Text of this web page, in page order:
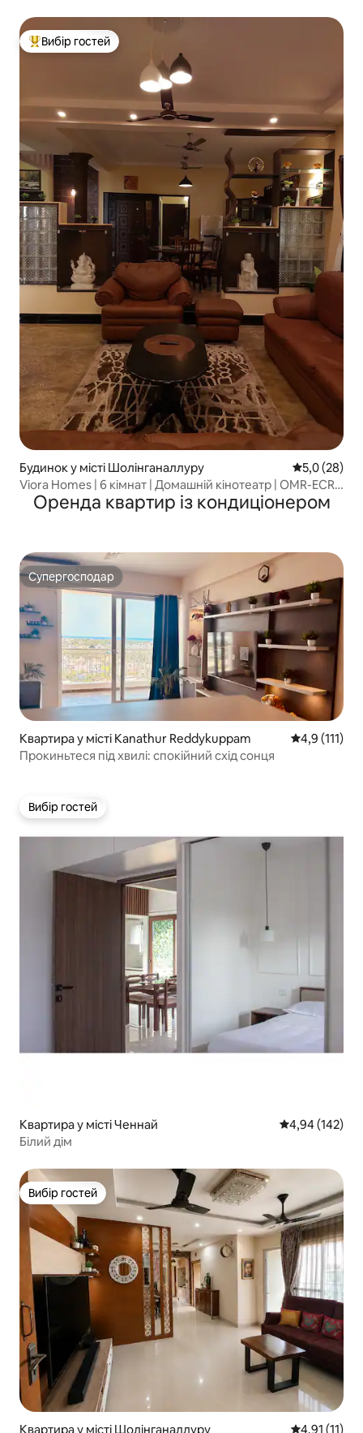
Топ вибір гостей
Вибір гостей
Будинок у місті Шолінганаллуру Середня
5,0 (28)
Viora Homes | 6 кімнат | Домашній кінотеатр | OMR-ECR
Link Rd
Оренда квартир із кондиціонером
Супергосподар
Супергосподар
Квартира у місті Kanathur Reddykuppam Середня
4,9 (111)
Прокиньтеся під хвилі: спокійний схід сонця
Вибір гостей
Вибір гостей
Квартира у місті Ченнай Середня
4,94 (142)
Білий дім
Вибір гостей
Вибір гостей
Квартира у місті Шолінганаллуру Середня
4,91 (11)